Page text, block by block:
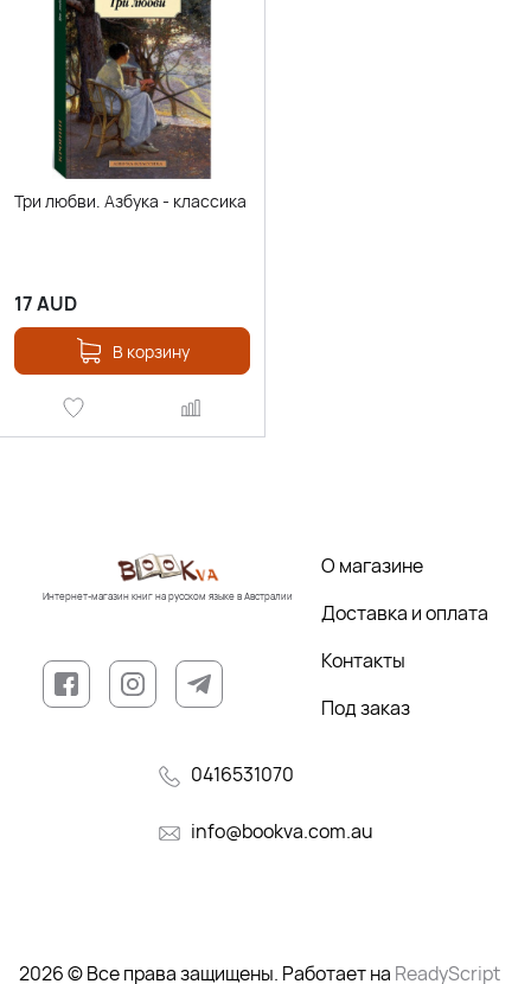
Три любви. Азбука - классика
17AUD
В корзину
Интернет-магазин книг на русском языке в Австралии
О магазине
Доставка и оплата
Контакты
Под заказ
0416531070
info@bookva.com.au
2026 © Все права защищены. Работает на ReadyScript